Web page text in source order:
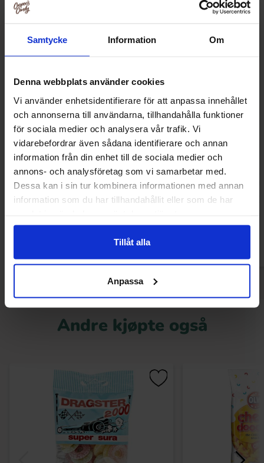
Samtycke Information Om
Denna webbplats använder cookies
Vi använder enhetsidentifierare för att anpassa innehållet
och annonserna till användarna, tillhandahålla funktioner
för sociala medier och analysera vår trafik. Vi
vidarebefordrar även sådana identifierare och annan
information från din enhet till de sociala medier och
annons- och analysföretag som vi samarbetar med.
Dessa kan i sin tur kombinera informationen med annan
information som du har tillhandahållit eller som de har
Tillåt alla
Anpassa
Rabokki Ramen Rice Cake Cup Hot &
Spicy 145g
75.90 kr
Kjøp
FSG Garlic and
Andre kjøpte også